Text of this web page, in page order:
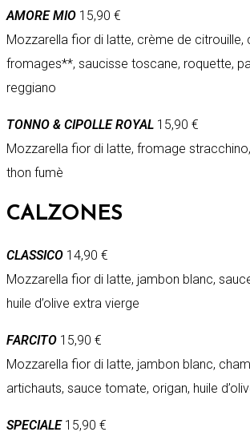
AMORE MIO 15,90 €
Mozzarella fior di latte, crème de citrouille,
fromages**, saucisse toscane, roquette,
reggiano
TONNO & CIPOLLE ROYAL 15,90 €
Mozzarella fior di latte, fromage
thon fumè
CALZONES
CLASSICO 14,90 €
Mozzarella fior di latte, jambon blanc,
huile d’olive extra vierge
FARCITO 15,90 €
Mozzarella fior di latte, jambon blanc,
artichauts, sauce tomate, origan, huile
SPECIALE15,90 €